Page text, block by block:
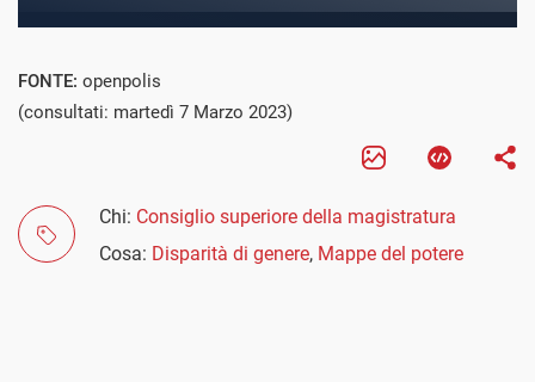
FONTE: openpolis
(consultati: martedì 7 Marzo 2023)
Chi: Consiglio superiore della magistratura
Cosa: Disparità di genere, Mappe del potere